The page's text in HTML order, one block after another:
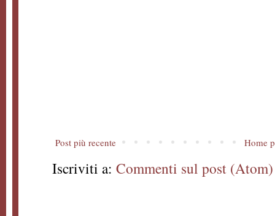
Post più recente Home
Iscriviti a: Commenti sul post (Atom)